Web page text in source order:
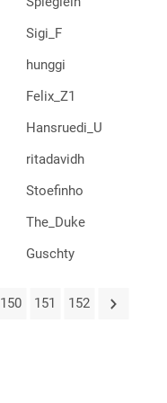
Sigi_F
hunggi
Felix_Z1
Hansruedi_U
ritadavidh
Stoefinho
The_Duke
Guschty
150 151 152